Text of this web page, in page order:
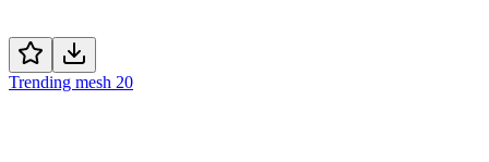
Trending mesh 20